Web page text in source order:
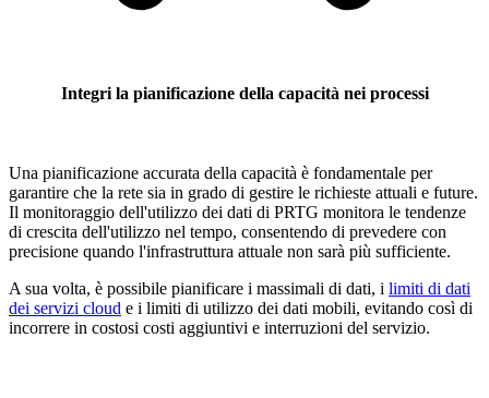
Integri la pianificazione della capacità nei processi
Una pianificazione accurata della capacità è fondamentale per
garantire che la rete sia in grado di gestire le richieste attuali e future.
Il monitoraggio dell'utilizzo dei dati di PRTG monitora le tendenze
di crescita dell'utilizzo nel tempo, consentendo di prevedere con
precisione quando l'infrastruttura attuale non sarà più sufficiente.
A sua volta, è possibile pianificare i massimali di dati, i limiti di dati
dei servizi cloud e i limiti di utilizzo dei dati mobili, evitando così di
incorrere in costosi costi aggiuntivi e interruzioni del servizio.